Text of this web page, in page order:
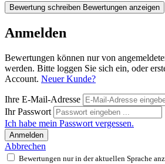
Bewertung schreiben Bewertungen anzeigen
Anmelden
Bewertungen können nur von
werden. Bitte loggen Sie sich ein, oder
Account. Neuer Kunde?
Ihre E-Mail-Adresse
Ihr Passwort
Ich habe mein Passwort vergessen.
Anmelden
Abbrechen
Bewertungen nur in der aktuellen Sprache